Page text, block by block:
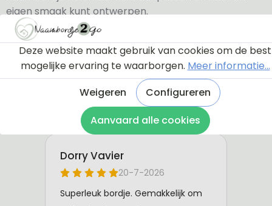
eigen smaak kunt ontwerpen.
Bekijk de instructie
Deze website maakt gebruik van cookies om de best
mogelijke ervaring te waarborgen. Meer informatie...
Weigeren
Configureren
Aanvaard alle cookies